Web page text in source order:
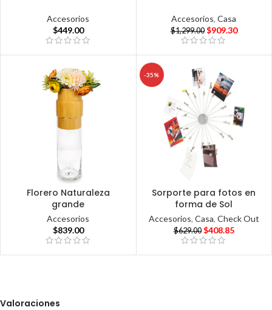
Accesorios
$449.00
Accesorios,Casa
$1,299.00 $909.30
Florero Naturaleza
grande
Accesorios
$839.00
-35%
Sorporte para fotos en
forma de Sol
Accesorios, Casa, Check Out
$629.00 $408.85
Valoraciones